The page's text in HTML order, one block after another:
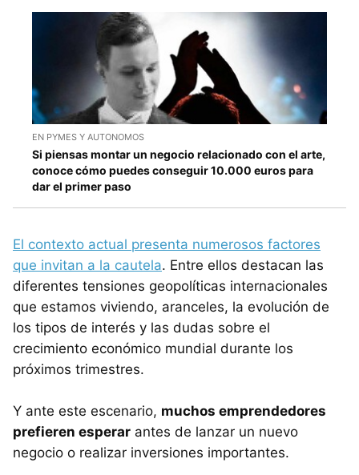
EN PYMES Y AUTONOMOS
Si piensas montar un negocio relacionado con el arte,
conoce cómo puedes conseguir 10.000 euros para
dar el primer paso
El contexto actual presenta numerosos factores
que invitan a la cautela. Entre ellos destacan las
diferentes tensiones geopolíticas internacionales
que estamos viviendo, aranceles, la evolución de
los tipos de interés y las dudas sobre el
crecimiento económico mundial durante los
próximos trimestres.
Y ante este escenario, muchos emprendedores
prefieren esperar antes de lanzar un nuevo
negocio o realizar inversiones importantes.